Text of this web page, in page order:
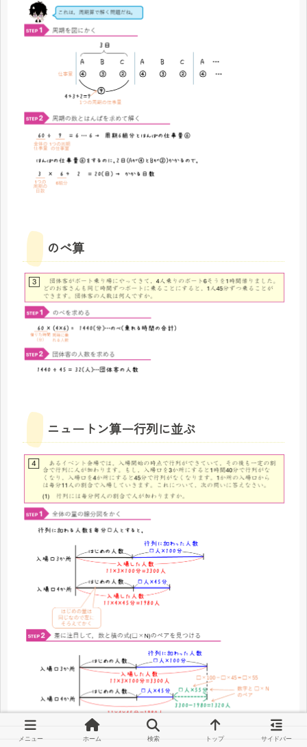
のべ算
ニュートン算ー行列に並ぶ
メニュー ホーム 検索 トップ サイドバー